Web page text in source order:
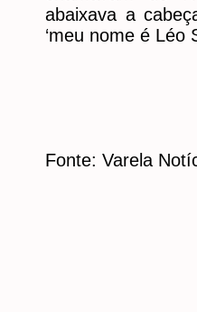
abaixava a
‘meu nome é Léo
Fonte: Varela